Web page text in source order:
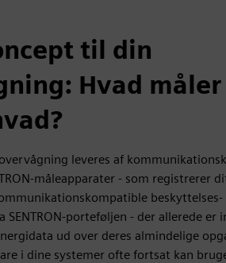
til din
Hvad
leveres af
måleapparater - som registrerer
beskyttelses-
porteføljen - der allerede er
ud over deres almindelige
i dine systemer ofte fortsat kan